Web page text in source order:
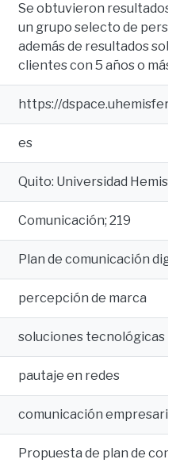
Se obtuvieron resultados
un grupo selecto de
además de resultados
clientes con 5 años o más
https://
es
Quito: Universidad
Comunicación; 219
Plan de comunicación
percepción de marca
soluciones tecnológicas
pautaje en redes
comunicación empresarial
Propuesta de plan de